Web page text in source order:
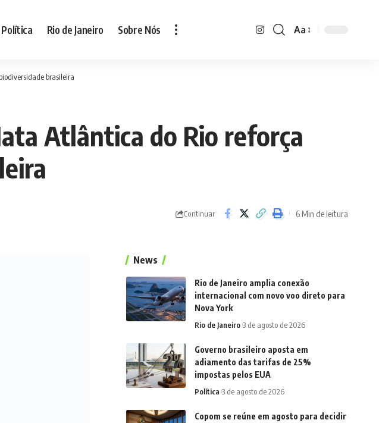
Política Rio de Janeiro Sobre Nós
Font
Aa
brasileira
Atlântica do Rio reforça
Continuar 6 Min de leitura
News
Rio de Janeiro amplia conexão
internacional com novo voo direto para
Nova York
Rio de Janeiro 3 de agosto de 2026
Governo brasileiro aposta em
adiamento das tarifas de 25%
impostas pelos EUA
Política 3 de agosto de 2026
Copom se reúne em agosto para decidir